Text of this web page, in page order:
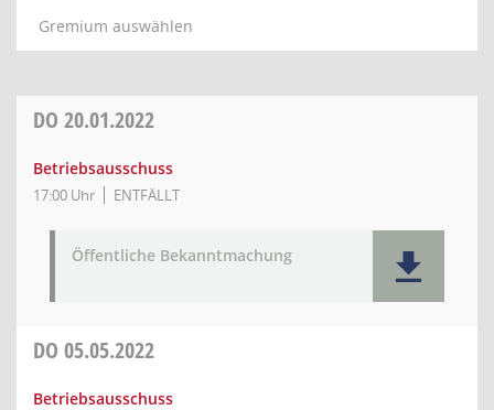
Gremium auswählen
DO 20.01.2022
Betriebsausschuss
17:00 Uhr ENTFÄLLT
Öffentliche Bekanntmachung
DO 05.05.2022
Betriebsausschuss